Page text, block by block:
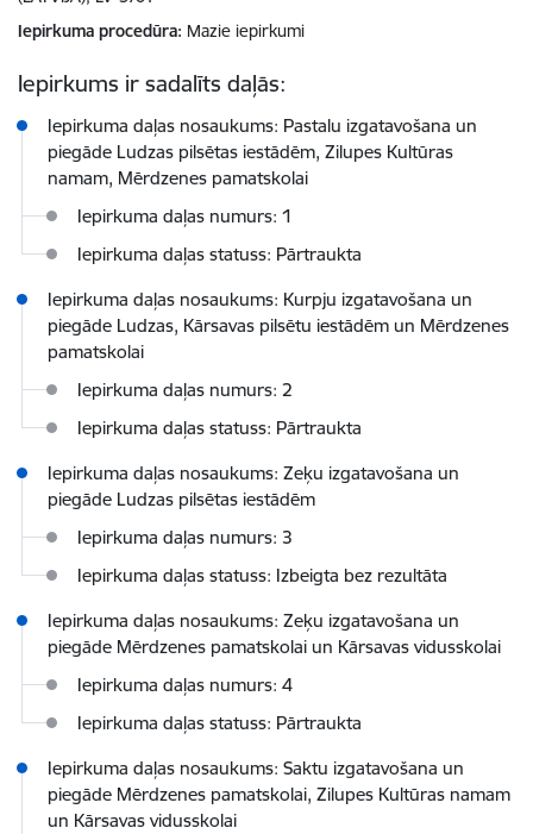
Iepirkuma procedūra Mazie iepirkumi
Iepirkums ir sadalīts daļās:
Iepirkuma daļas nosaukums: Pastalu izgatavošana un
piegāde Ludzas pilsētas iestādēm, Zilupes Kultūras
namam, Mērdzenes pamatskolai
Iepirkuma daļas numurs: 1
Iepirkuma daļas statuss: Pārtraukta
Iepirkuma daļas nosaukums: Kurpju izgatavošana un
piegāde Ludzas, Kārsavas pilsētu iestādēm un Mērdzenes
pamatskolai
Iepirkuma daļas numurs: 2
Iepirkuma daļas statuss: Pārtraukta
Iepirkuma daļas nosaukums: Zeķu izgatavošana un
piegāde Ludzas pilsētas iestādēm
Iepirkuma daļas numurs: 3
Iepirkuma daļas statuss: Izbeigta bez rezultāta
Iepirkuma daļas nosaukums: Zeķu izgatavošana un
piegāde Mērdzenes pamatskolai un Kārsavas vidusskolai
Iepirkuma daļas numurs: 4
Iepirkuma daļas statuss: Pārtraukta
Iepirkuma daļas nosaukums: Saktu izgatavošana un
piegāde Mērdzenes pamatskolai, Zilupes Kultūras namam
un Kārsavas vidusskolai